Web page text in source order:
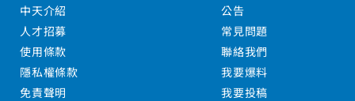
中天介紹
人才招募
使用條款
隱私權條款
免責聲明
公告
常見問題
聯絡我們
我要爆料
我要投稿